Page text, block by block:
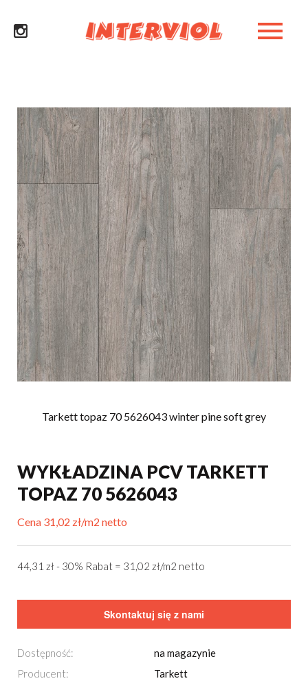
Tarkett topaz 70 5626043 winter pine soft grey
WYKŁADZINA PCV TARKETT
TOPAZ 70 5626043
Cena 31,02 zł/m2 netto
44,31 zł - 30% Rabat = 31,02 zł/m2 netto
Skontaktuj się z nami
Dostępność:
na magazynie
Producent:
Tarkett